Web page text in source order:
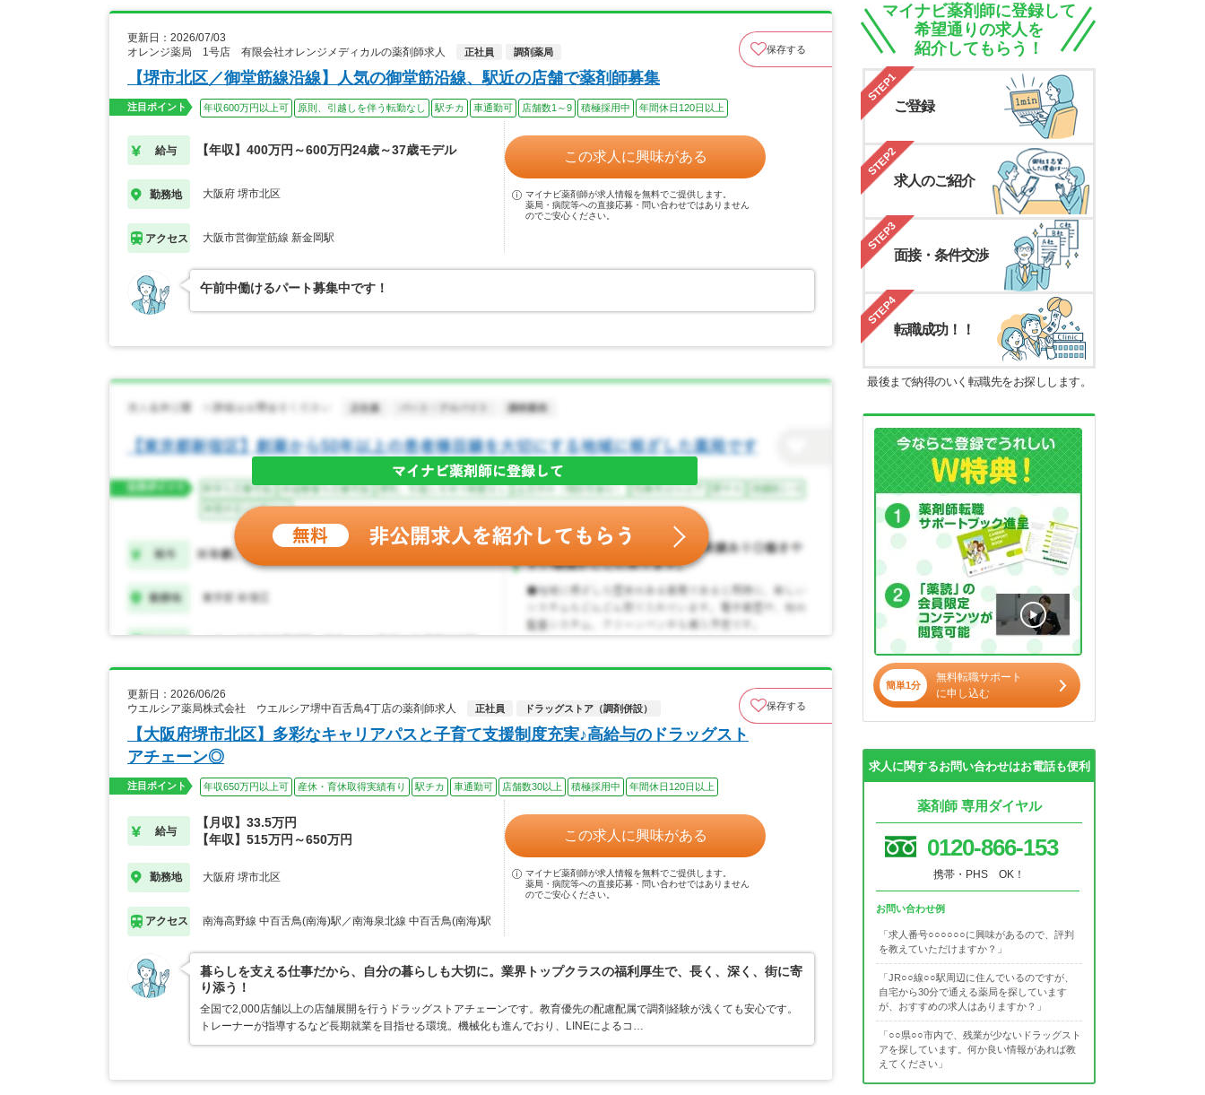
更新日：2026/07/03
オレンジ薬局 1号店 有限会社オレンジメディカルの薬剤師求人
正社員 調剤薬局 保存する
【堺市北区／御堂筋線沿線】人気の御堂筋沿線、駅近の店舗で薬剤師募集
注目ポイント 年収600万円以上可 原則、引越しを伴う転勤なし 駅チカ 車通勤可 店舗数1～9 積極採用中 年間休日120日以上
給与 【年収】400万円～600万円24歳～37歳モデル
勤務地 大阪府 堺市北区
アクセス 大阪市営御堂筋線 新金岡駅
この求人に興味がある
マイナビ薬剤師が求人情報を無料でご提供します。
薬局・病院等への直接応募・問い合わせではありません
のでご安心ください。
午前中働けるパート募集中です！
更新日：2026/06/26
ウエルシア薬局株式会社 ウエルシア堺中百舌鳥4丁店の薬剤師求人
正社員 ドラッグストア（調剤併設） 保存する
【大阪府堺市北区】多彩なキャリアパスと子育て支援制度充実♪高給与のドラッグスト
アチェーン◎
注目ポイント 年収650万円以上可 産休・育休取得実績有り 駅チカ 車通勤可 店舗数30以上 積極採用中 年間休日120日以上
給与
【月収】33.5万円
【年収】515万円～650万円
勤務地 大阪府 堺市北区
アクセス 南海高野線 中百舌鳥(南海)駅／南海泉北線 中百舌鳥(南海)駅
この求人に興味がある
マイナビ薬剤師が求人情報を無料でご提供します。
薬局・病院等への直接応募・問い合わせではありません
のでご安心ください。
暮らしを支える仕事だから、自分の暮らしも大切に。業界トップクラスの福利厚生で、長く、深く、街に寄
り添う！
全国で2,000店舗以上の店舗展開を行うドラッグストアチェーンです。教育優先の配慮配属で調剤経験が浅くても安心です。
トレーナーが指導するなど長期就業を目指せる環境。機械化も進んでおり、LINEによるコ…
マイナビ薬剤師に登録して
希望通りの求人を
紹介してもらう！
STEP1
ご登録
STEP2
求人のご紹介
STEP3
面接・条件交渉
STEP4
転職成功！！
最後まで納得のいく転職先をお探しします。
簡単1分
無料転職サポート
に申し込む
求人に関するお問い合わせはお電話も便利
薬剤師 専用ダイヤル
0120-866-153
携帯・PHS OK！
お問い合わせ例
「求人番号○○○○○○に興味があるので、評判
を教えていただけますか？」
「JR○○線○○駅周辺に住んでいるのですが、
自宅から30分で通える薬局を探しています
が、おすすめの求人はありますか？」
「○○県○○市内で、残業が少ないドラッグスト
アを探しています。何か良い情報があれば教
えてください」